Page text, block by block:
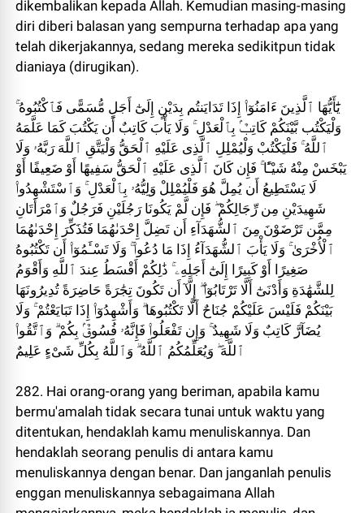
dikembalikan kepada Allah. Kemudian masing-masing
diri diberi balasan yang sempurna terhadap apa yang
telah dikerjakannya, sedang mereka sedikitpun tidak
dianiaya (dirugikan).
يَٰٓأَيُّهَا ٱلَّذِينَ ءَامَنُوٓا۟ إِذَا تَدَايَنتُم بِدَيْنٍ إِلَىٰٓ أَجَلٍ مُّسَمًّى فَٱكْتُبُوهُ ۚ
وَلْيَكْتُب بَّيْنَكُمْ كَاتِبٌۢ بِٱلْعَدْلِ ۚ وَلَا يَأْبَ كَاتِبٌ أَن يَكْتُبَ كَمَا عَلَّمَهُ
ٱللَّهُ ۚ فَلْيَكْتُبْ وَلْيُمْلِلِ ٱلَّذِى عَلَيْهِ ٱلْحَقُّ وَلْيَتَّقِ ٱللَّهَ رَبَّهُۥ وَلَا
يَبْخَسْ مِنْهُ شَيْـًٔا ۚ فَإِن كَانَ ٱلَّذِى عَلَيْهِ ٱلْحَقُّ سَفِيهًا أَوْ ضَعِيفًا أَوْ
لَا يَسْتَطِيعُ أَن يُمِلَّ هُوَ فَلْيُمْلِلْ وَلِيُّهُۥ بِٱلْعَدْلِ ۚ وَٱسْتَشْهِدُوا۟
شَهِيدَيْنِ مِن رِّجَالِكُمْ ۖ فَإِن لَّمْ يَكُونَا رَجُلَيْنِ فَرَجُلٌ وَٱمْرَأَتَانِ
مِمَّن تَرْضَوْنَ مِنَ ٱلشُّهَدَآءِ أَن تَضِلَّ إِحْدَىٰهُمَا فَتُذَكِّرَ إِحْدَىٰهُمَا
ٱلْأُخْرَىٰ ۚ وَلَا يَأْبَ ٱلشُّهَدَآءُ إِذَا مَا دُعُوا۟ ۚ وَلَا تَسْـَٔمُوٓا۟ أَن تَكْتُبُوهُ
صَغِيرًا أَوْ كَبِيرًا إِلَىٰٓ أَجَلِهِۦ ۚ ذَٰلِكُمْ أَقْسَطُ عِندَ ٱللَّهِ وَأَقْوَمُ
لِلشَّهَٰدَةِ وَأَدْنَىٰٓ أَلَّا تَرْتَابُوٓا۟ ۖ إِلَّآ أَن تَكُونَ تِجَٰرَةً حَاضِرَةً تُدِيرُونَهَا
بَيْنَكُمْ فَلَيْسَ عَلَيْكُمْ جُنَاحٌ أَلَّا تَكْتُبُوهَا ۗ وَأَشْهِدُوٓا۟ إِذَا تَبَايَعْتُمْ ۚ وَلَا
يُضَآرَّ كَاتِبٌ وَلَا شَهِيدٌ ۚ وَإِن تَفْعَلُوا۟ فَإِنَّهُۥ فُسُوقٌۢ بِكُمْ ۗ وَٱتَّقُوا۟
ٱللَّهَ ۖ وَيُعَلِّمُكُمُ ٱللَّهُ ۗ وَٱللَّهُ بِكُلِّ شَىْءٍ عَلِيمٌ
282. Hai orang-orang yang beriman, apabila kamu
bermu'amalah tidak secara tunai untuk waktu yang
ditentukan, hendaklah kamu menuliskannya. Dan
hendaklah seorang penulis di antara kamu
menuliskannya dengan benar. Dan janganlah penulis
enggan menuliskannya sebagaimana Allah